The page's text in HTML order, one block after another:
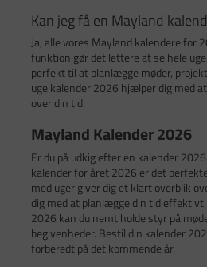
Kan jeg få en Mayland
Ja, alle vores Mayland kalendere for
funktion gør det lettere at se hele
perfekt til at planlægge møder,
uge kalender 2026 hjælper dig med
over din tid.
Mayland Kalender 2026
Er du på udkig efter en kalender
kalender for året 2026 er det
med uger giver dig et klart overblik
dig med at planlægge din tid
2026 kan du nemt holde styr på
begivenheder. Bestil din kalender
forberedt på det kommende år.